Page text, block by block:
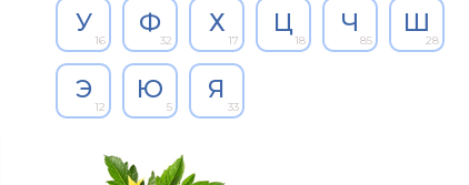
У
16
Ф
32
Х
17
Ц
18
Ч
85
Ш
28
Э
12
Ю
5
Я
33